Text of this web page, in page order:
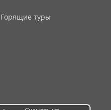
Горящие туры